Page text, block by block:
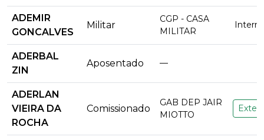
ADEMIR
GONCALVES
Militar
CGP - CASA
MILITAR
ADERBAL
ZIN
Aposentado —
ADERLAN
VIEIRA DA
ROCHA
Comissionado
GAB DEP JAIR
MIOTTO